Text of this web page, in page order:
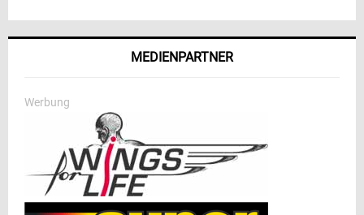
MEDIENPARTNER
Werbung